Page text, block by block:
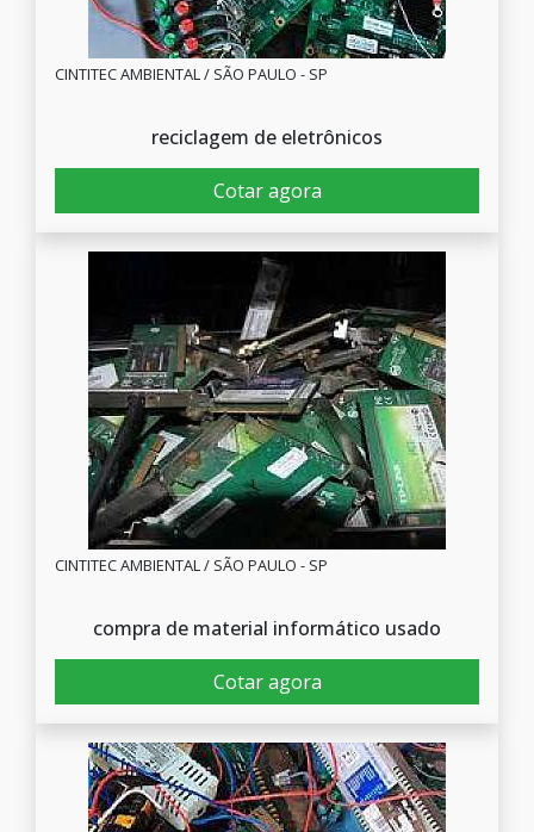
CINTITEC AMBIENTAL / SÃO PAULO - SP
reciclagem de eletrônicos
Cotar agora
CINTITEC AMBIENTAL / SÃO PAULO - SP
compra de material informático usado
Cotar agora